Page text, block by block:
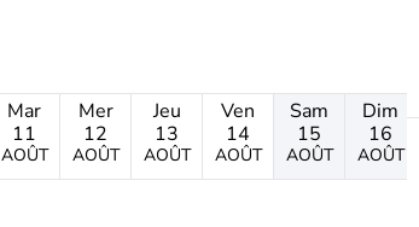
Mar
11
AOÛT
Mer
12
AOÛT
Jeu
13
AOÛT
Ven
14
AOÛT
Sam
15
AOÛT
Dim
16
AOÛT